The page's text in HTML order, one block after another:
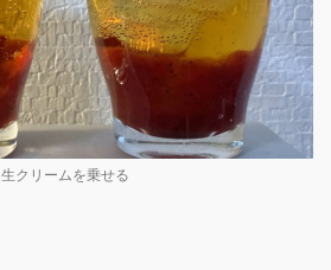
生クリームを乗せる